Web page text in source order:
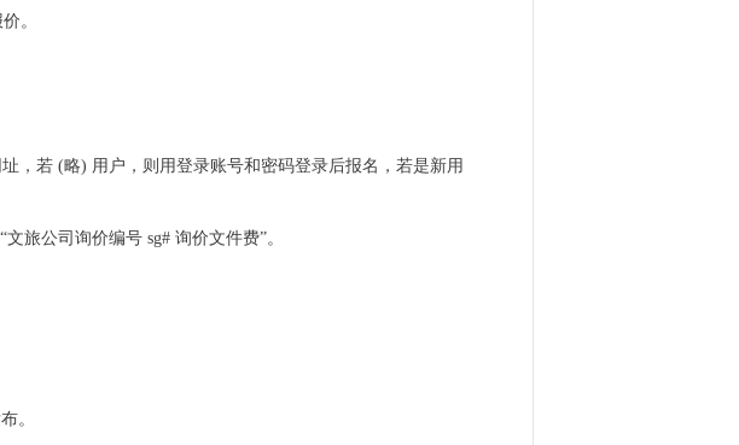
。
，若 (略) 用户，则用登录账号和密码登录后报名，若是新用
旅公司询价编号 sg# 询价文件费”。
。